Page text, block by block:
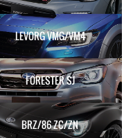
LEVORG VMG/VM4
FORESTER SJ
BRZ/86 ZC/ZN